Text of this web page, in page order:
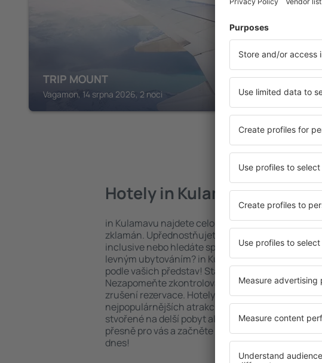
TRIP MOUNT
Vagamon, 14 srpna 2026, 2 noci
Hotely in Kulamavu
in Kulamavu najdete celou řadu hotelů. Žádný
zklamán. Upřednostňujete hotel na vysoké úrovni
inclusive nebo hledáte spíše místa s poklidnou
levným ubytováním? in Kulamavu na vás čeká
podle vašich představ! Stačí zvolit polohu a
Nezapomeňte zkontrolovat způsob platby a
zrušení rezervace. Hotely in Kulamavu se
nejpopulárnějších atrakcí, tak i v poklidnějších
stvořené na delší pobyt ale i krátký výlet o víkendu.
přesně pro vás a začněte se balit na výlet nebo
dnes!